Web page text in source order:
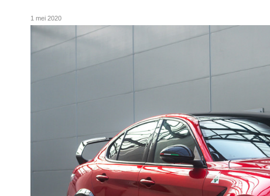
1 mei 2020